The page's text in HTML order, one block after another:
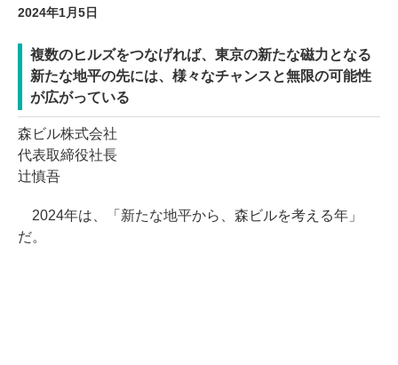
2024年1月5日
複数のヒルズをつなげれば、東京の新たな磁力となる
新たな地平の先には、様々なチャンスと無限の可能性
が広がっている
森ビル株式会社
代表取締役社長
辻慎吾
2024年は、「新たな地平から、森ビルを考える年」
だ。